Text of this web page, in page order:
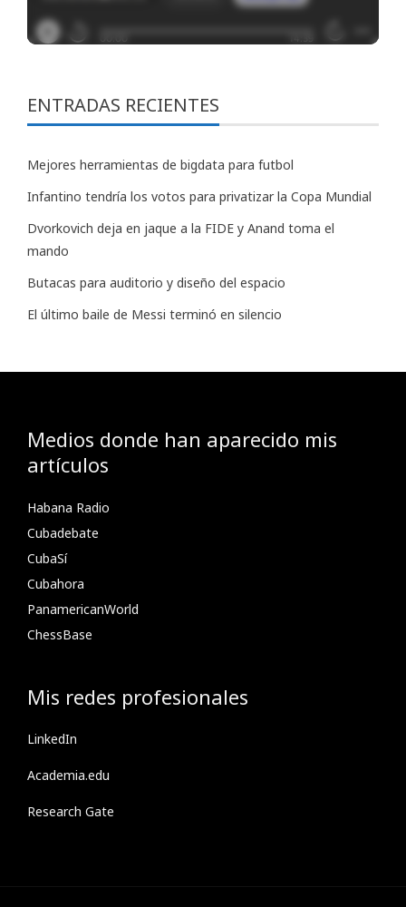
ENTRADAS RECIENTES
Mejores herramientas de bigdata para futbol
Infantino tendría los votos para privatizar la Copa Mundial
Dvorkovich deja en jaque a la FIDE y Anand toma el
mando
Butacas para auditorio y diseño del espacio
El último baile de Messi terminó en silencio
Medios donde han aparecido mis
artículos
Habana Radio
Cubadebate
CubaSí
Cubahora
PanamericanWorld
ChessBase
Mis redes profesionales
LinkedIn
Academia.edu
Research Gate